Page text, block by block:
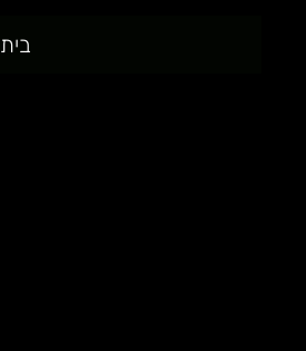
בית